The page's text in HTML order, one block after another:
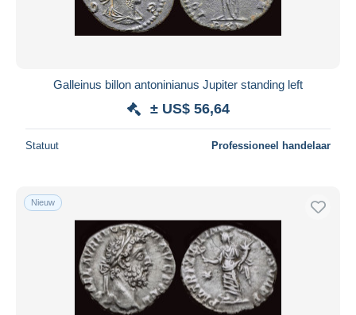
Galleinus billon antoninianus Jupiter standing left
± US$ 56,64
Statuut Professioneel handelaar
Nieuw